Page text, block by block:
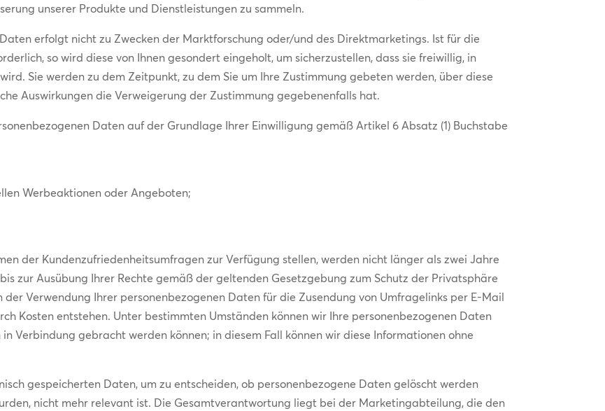
unserer Produkte und Dienstleistungen zu sammeln.
erfolgt nicht zu Zwecken der Marktforschung oder/und des Direktmarketings. Ist für die
so wird diese von Ihnen gesondert eingeholt, um sicherzustellen, dass sie freiwillig, in
Sie werden zu dem Zeitpunkt, zu dem Sie um Ihre Zustimmung gebeten werden, über diese
Auswirkungen die Verweigerung der Zustimmung gegebenenfalls hat.
Daten auf der Grundlage Ihrer Einwilligung gemäß Artikel 6 Absatz (1) Buchstabe
Werbeaktionen oder Angeboten;
der Kundenzufriedenheitsumfragen zur Verfügung stellen, werden nicht länger als zwei Jahre
zur Ausübung Ihrer Rechte gemäß der geltenden Gesetzgebung zum Schutz der Privatsphäre
der Verwendung Ihrer personenbezogenen Daten für die Zusendung von Umfragelinks per E-Mail
Kosten entstehen. Unter bestimmten Umständen können wir Ihre personenbezogenen Daten
Verbindung gebracht werden können; in diesem Fall können wir diese Informationen ohne
gespeicherten Daten, um zu entscheiden, ob personenbezogene Daten gelöscht werden
nicht mehr relevant ist. Die Gesamtverantwortung liegt bei der Marketingabteilung, die den